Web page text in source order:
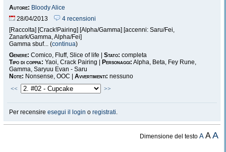
Autore: Bloody Alice
28/04/2013
4 recensioni
[Raccolta] [Crack!Pairing] [Alpha/Gamma] [accenni: Saru/Fei,
Zanark/Gamma, Alpha/Fei]
Gamma sbuf... (continua)
Genere: Comico, Fluff, Slice of life | Stato: completa
Tipo di coppia: Yaoi, Crack Pairing | Personaggi: Alpha, Beta, Fey Rune,
Gamma, Saryuu Evan - Saru
Note: Nonsense, OOC | Avvertimenti: nessuno
<<
>>
Per recensire esegui il login o registrati.
Dimensione del testoA AA